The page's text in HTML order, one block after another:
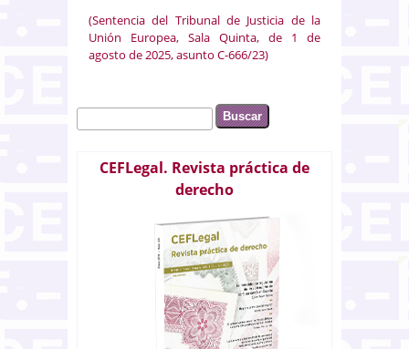
(Sentencia del Tribunal de Justicia de la
Unión Europea, Sala Quinta, de 1 de
agosto de 2025, asunto C-666/23)
Formulario de búsqueda
Buscar
CEFLegal. Revista práctica de
derecho